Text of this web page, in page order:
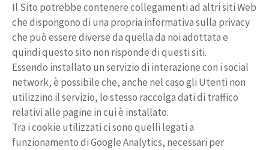
Il Sito potrebbe contenere collegamenti ad altri siti Web
che dispongono di una propria informativa sulla privacy
che può essere diverse da quella da noi adottata e
quindi questo sito non risponde di questi siti.
Essendo installato un servizio di interazione con i social
network, è possibile che, anche nel caso gli Utenti non
utilizzino il servizio, lo stesso raccolga dati di traffico
relativi alle pagine in cui è installato.
Tra i cookie utilizzati ci sono quelli legati a
funzionamento di Google Analytics, necessari per